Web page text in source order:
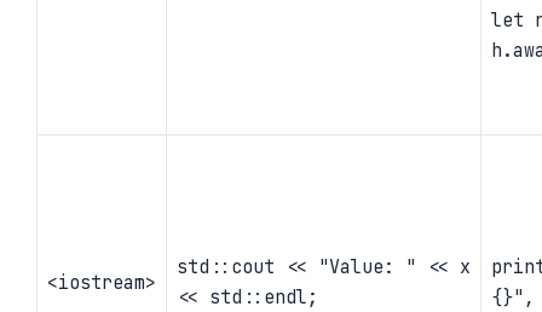
let
<iostream>
std::cout << "Value: " << x
<< std::endl;
{}",